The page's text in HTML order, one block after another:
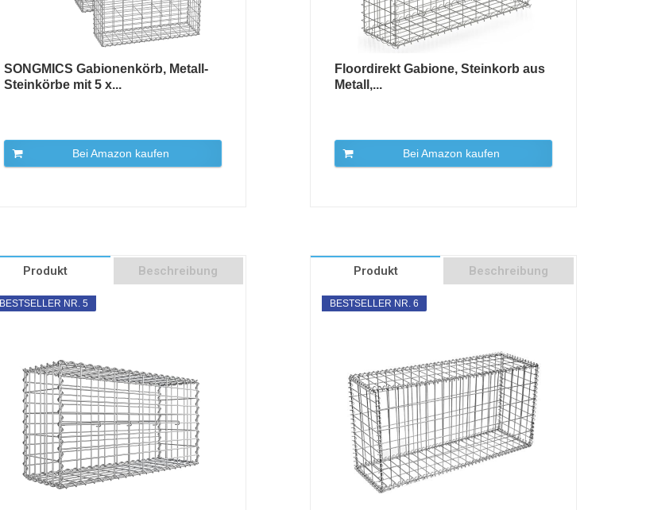
SONGMICS Gabionenkörb, Metall-
Steinkörbe mit 5 x...
Bei Amazon kaufen
Floordirekt Gabione, Steinkorb aus
Metall,...
Bei Amazon kaufen
Produkt Beschreibung
BESTSELLER NR. 5
Produkt Beschreibung
BESTSELLER NR. 6